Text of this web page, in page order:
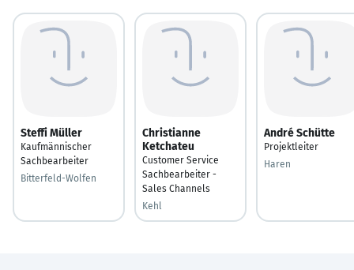
Steffi Müller
Kaufmännischer
Sachbearbeiter
Bitterfeld-Wolfen
Christianne
Ketchateu
Customer Service
Sachbearbeiter -
Sales Channels
Kehl
André Schütte
Projektleiter
Haren